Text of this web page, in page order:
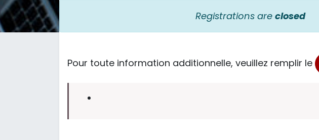
Registrations are closed
Pour toute information additionnelle, veuillez remplir le